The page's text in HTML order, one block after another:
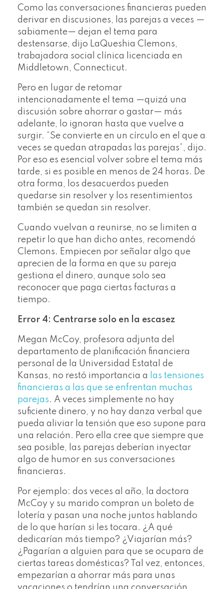
Como las conversaciones financieras pueden
derivar en discusiones, las parejas a veces —
sabiamente— dejan el tema para
destensarse, dijo LaQueshia Clemons,
trabajadora social clínica licenciada en
Middletown, Connecticut.
Pero en lugar de retomar
intencionadamente el tema —quizá una
discusión sobre ahorrar o gastar— más
adelante, lo ignoran hasta que vuelve a
surgir. “Se convierte en un círculo en el que a
veces se quedan atrapadas las parejas”, dijo.
Por eso es esencial volver sobre el tema más
tarde, si es posible en menos de 24 horas. De
otra forma, los desacuerdos pueden
quedarse sin resolver y los resentimientos
también se quedan sin resolver.
Cuando vuelvan a reunirse, no se limiten a
repetir lo que han dicho antes, recomendó
Clemons. Empiecen por señalar algo que
aprecien de la forma en que su pareja
gestiona el dinero, aunque solo sea
reconocer que paga ciertas facturas a
tiempo.
Error 4: Centrarse solo en la escasez
Megan McCoy, profesora adjunta del
departamento de planificación financiera
personal de la Universidad Estatal de
Kansas, no restó importancia a
las tensiones
financieras a las que se enfrentan muchas
parejas. A veces simplemente no hay
suficiente dinero, y no hay danza verbal que
pueda aliviar la tensión que eso supone para
una relación. Pero ella cree que siempre que
sea posible, las parejas deberían inyectar
algo de humor en sus conversaciones
financieras.
Por ejemplo: dos veces al año, la doctora
McCoy y su marido compran un boleto de
lotería y pasan una noche juntos hablando
de lo que harían si les tocara. ¿A qué
dedicarían más tiempo? ¿Viajarían más?
¿Pagarían a alguien para que se ocupara de
ciertas tareas domésticas? Tal vez, entonces,
empezarían a ahorrar más para unas